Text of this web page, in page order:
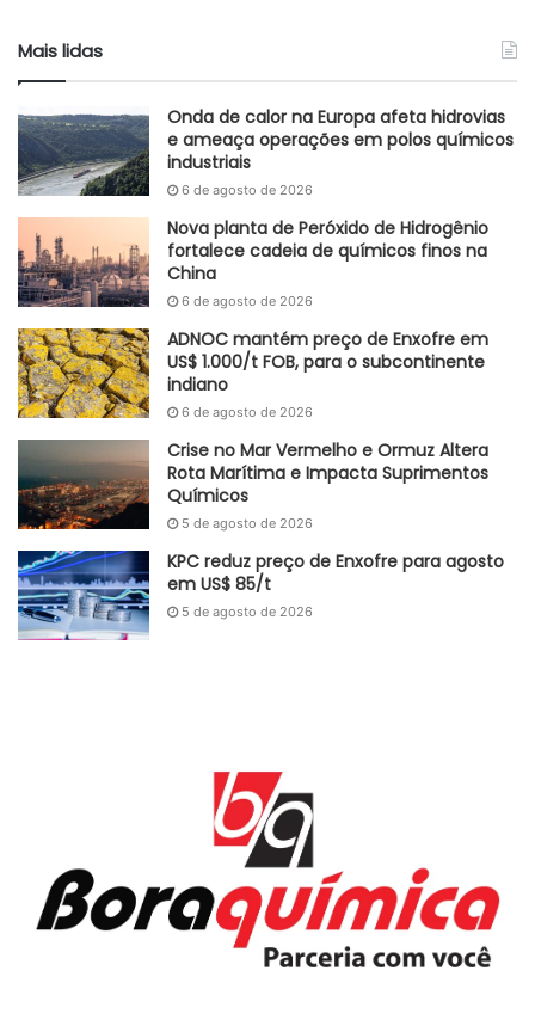
importados, a indústria automotiva nacional precisa
continuar recuperando os volumes de produção.
Já os veículos elétricos leves aumentaram de 6,7% para
10,9% o volume de vendas em um ano, com presença cada
vez maior de veículos híbridos brasileiros. No entanto, a
associação demonstrou preocupação quanto ao tarifaço
dos EUA, principalmente por conta dos impostos sobre
máquinas rodoviárias e agrícolas, aumentando os custos
de exportação em US$ 960 milhões e consequentemente,
principais mercados para esse tipo de veículos.
Adaptado GlobalKem | 13 de agosto de 2025
Fonte ANFAVEA
Etiquetas Argentina
exportação
Importação
Mais lidas
Onda de calor na Europa afeta hidrovias
e ameaça operações em polos químicos
industriais
6 de agosto de 2026
Nova planta de Peróxido de Hidrogênio
fortalece cadeia de químicos finos na
China
6 de agosto de 2026
ADNOC mantém preço de Enxofre em
US$ 1.000/t FOB, para o subcontinente
indiano
6 de agosto de 2026
Crise no Mar Vermelho e Ormuz Altera
Rota Marítima e Impacta Suprimentos
Químicos
5 de agosto de 2026
KPC reduz preço de Enxofre para agosto
em US$ 85/t
5 de agosto de 2026